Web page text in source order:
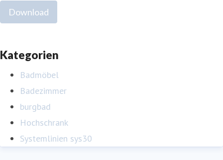
Download
Kategorien
Badmöbel
Badezimmer
burgbad
Hochschrank
Systemlinien sys30